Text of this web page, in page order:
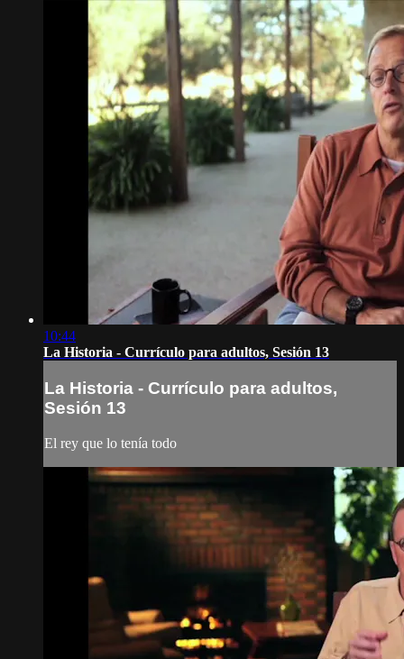
10:44
La Historia - Currículo para adultos, Sesión 13
La Historia - Currículo para adultos,
Sesión 13
El rey que lo tenía todo